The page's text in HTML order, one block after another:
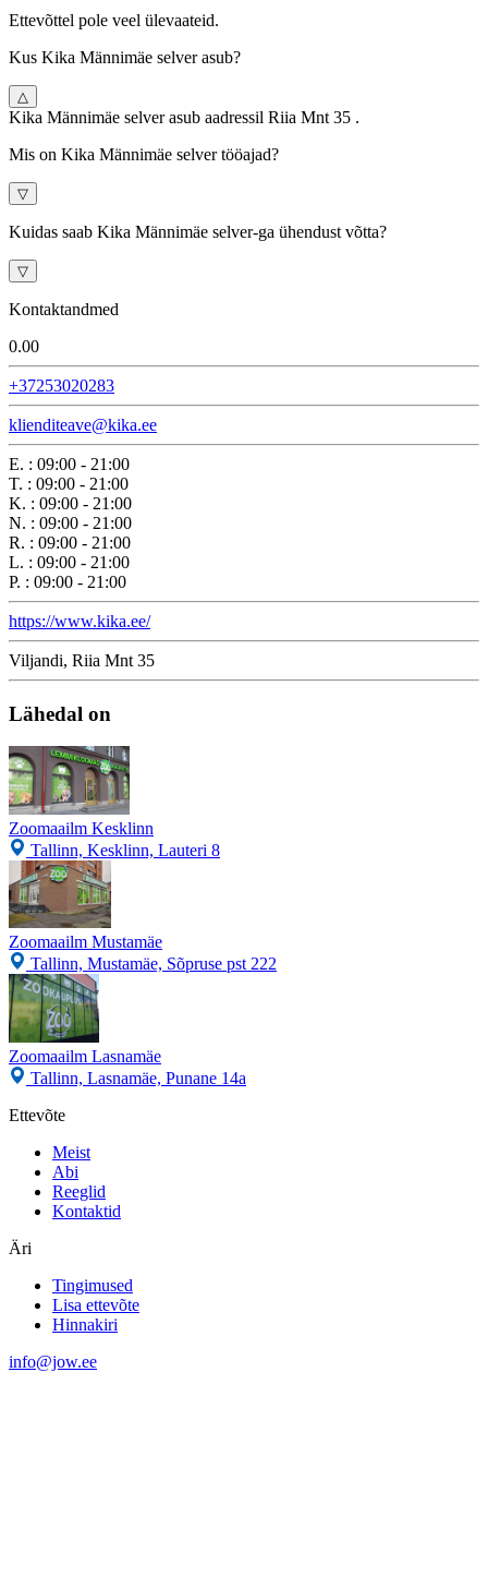
Ettevõttel pole veel ülevaateid.
Kus Kika Мännimäe selver asub?
△
Kika Мännimäe selver asub aadressil Riia Mnt 35 .
Mis on Kika Мännimäe selver tööajad?
▽
Kuidas saab Kika Мännimäe selver-ga ühendust võtta?
▽
Kontaktandmed
0.00
+37253020283
klienditeave@kika.ee
E. : 09:00 - 21:00
T. : 09:00 - 21:00
K. : 09:00 - 21:00
N. : 09:00 - 21:00
R. : 09:00 - 21:00
L. : 09:00 - 21:00
P. : 09:00 - 21:00
https://www.kika.ee/
Viljandi, Riia Mnt 35
Lähedal on
Zoomaailm Kesklinn
Tallinn, Kesklinn, Lauteri 8
Zoomaailm Mustamäe
Tallinn, Mustamäe, Sõpruse pst 222
Zoomaailm Lasnamäe
Tallinn, Lasnamäe, Punane 14а
Ettevõte
Meist
Abi
Reeglid
Kontaktid
Äri
Tingimused
Lisa ettevõte
Hinnakiri
info@jow.ee